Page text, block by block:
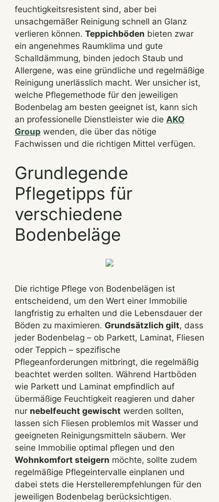
feuchtigkeitsresistent sind, aber bei
unsachgemäßer Reinigung schnell an Glanz
verlieren können. Teppichböden bieten zwar
ein angenehmes Raumklima und gute
Schalldämmung, binden jedoch Staub und
Allergene, was eine gründliche und regelmäßige
Reinigung unerlässlich macht. Wer unsicher ist,
welche Pflegemethode für den jeweiligen
Bodenbelag am besten geeignet ist, kann sich
an professionelle Dienstleister wie die AKO
Group wenden, die über das nötige
Fachwissen und die richtigen Mittel verfügen.
Grundlegende
Pflegetipps für
verschiedene
Bodenbeläge
Die richtige Pflege von Bodenbelägen ist
entscheidend, um den Wert einer Immobilie
langfristig zu erhalten und die Lebensdauer der
Böden zu maximieren. Grundsätzlich gilt, dass
jeder Bodenbelag – ob Parkett, Laminat, Fliesen
oder Teppich – spezifische
Pflegeanforderungen mitbringt, die regelmäßig
beachtet werden sollten. Während Hartböden
wie Parkett und Laminat empfindlich auf
übermäßige Feuchtigkeit reagieren und daher
nur nebelfeucht gewischt werden sollten,
lassen sich Fliesen problemlos mit Wasser und
geeigneten Reinigungsmitteln säubern. Wer
seine Immobilie optimal pflegen und den
Wohnkomfort steigern möchte, sollte zudem
regelmäßige Pflegeintervalle einplanen und
dabei stets die Herstellerempfehlungen für den
jeweiligen Bodenbelag berücksichtigen.